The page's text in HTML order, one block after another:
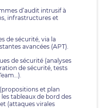
d’audit intrusif à
infrastructures et
de sécurité, via la
avancées (APT).
de sécurité (analyses
de sécurité, tests
et plan
tableaux de bord des
(attaques virales